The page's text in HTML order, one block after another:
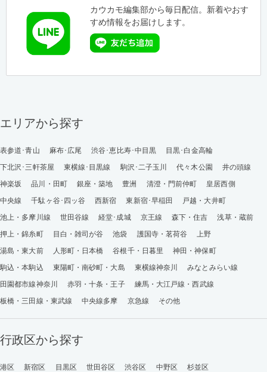
カウカモ編集部から毎日配信。新着やおす
すめ情報をお届けします。
エリアから探す
表参道･青山 麻布･広尾 渋谷･恵比寿･中目黒
目黒･白金高輪
下北沢･三軒茶屋
東横線･目黒線 駒沢･二子玉川 代々木公園
井の頭線
神楽坂
品川・田町 銀座・築地 豊洲 清澄・門前仲町
皇居西側
中央線
千駄ヶ谷･四ッ谷 西新宿 東新宿･早稲田
戸越・大井町
池上・多摩川線
世田谷線 経堂･成城 京王線 森下・住吉
浅草・蔵前
押上・錦糸町
目白・雑司が谷 池袋 護国寺・茗荷谷
上野
湯島・東大前
人形町・日本橋 谷根千・日暮里
神田・神保町
駒込・本駒込
東陽町・南砂町・大島 東横線神奈川
みなとみらい線
田園都市線神奈川
赤羽・十条・王子
練馬・大江戸線・西武線
板橋・三田線・東武線
中央線多摩 京急線 その他
行政区から探す
港区 新宿区 目黒区 世田谷区 渋谷区 中野区 杉並区